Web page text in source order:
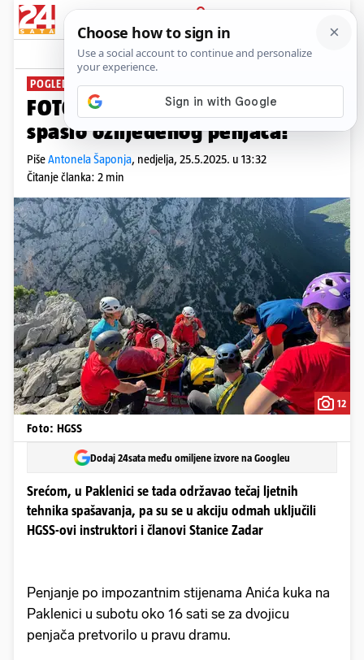
PRIJAVA
News Komentari
POGLEDAJTE FOTOGRAFIJE
FOTO Drama na Paklenici: HGSS
spasio ozlijeđenog penjača!
PišeAntonela Šaponja, nedjelja, 25.5.2025. u 13:32
Čitanje članka: 2 min
12
Foto: HGSS
Dodaj 24sata među omiljene izvore na Googleu
Srećom, u Paklenici se tada održavao tečaj ljetnih
tehnika spašavanja, pa su se u akciju odmah uključili
HGSS-ovi instruktori i članovi Stanice Zadar
Penjanje po impozantnim stijenama Anića kuka na
Paklenici u subotu oko 16 sati se za dvojicu
penjača pretvorilo u pravu dramu.